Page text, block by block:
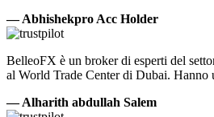
— Abhishekpro Acc Holder
BelleoFX è un broker di esperti del
al World Trade Center di Dubai. Hanno
— Alharith abdullah Salem